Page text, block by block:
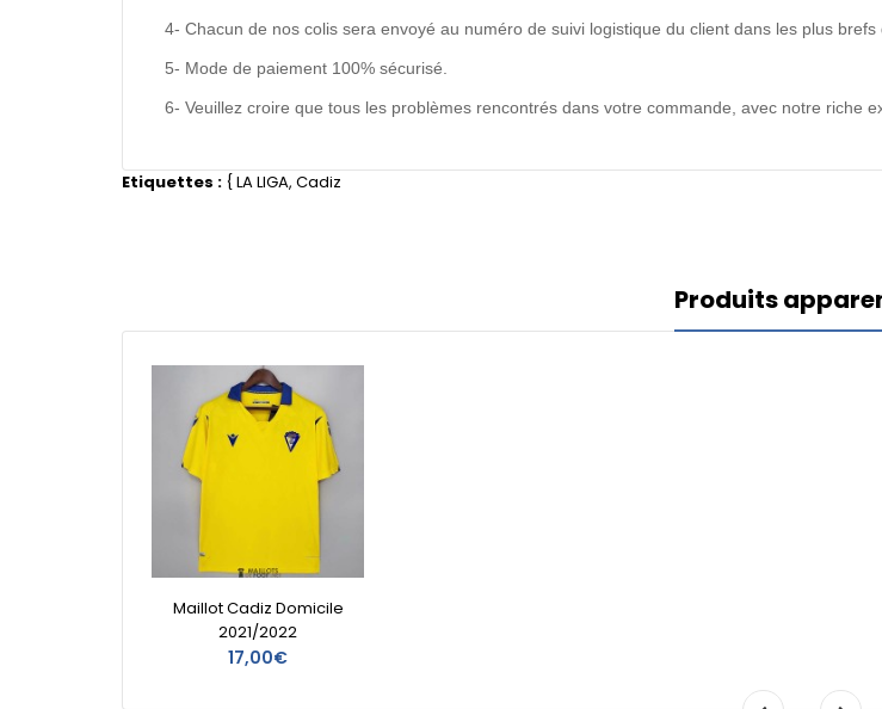
4- Chacun de nos colis sera envoyé au numéro de suivi logistique du client dans les plus brefs
5- Mode de paiement 100% sécurisé.
6- Veuillez croire que tous les problèmes rencontrés dans votre commande, avec notre riche
Etiquettes : {LA LIGA, Cadiz
Produits
Maillot Cadiz Domicile
2021/2022
17,00€